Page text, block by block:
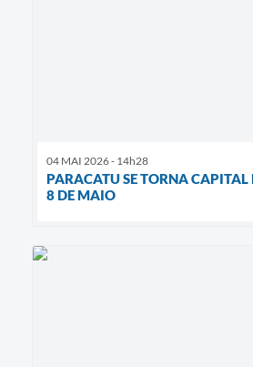
04 MAI 2026 - 14h28
PARACATU SE TORNA CAPITAL
8 DE MAIO